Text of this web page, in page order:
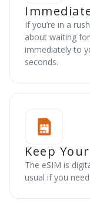
If you’re in a
about waiting
immediately to
seconds.
Keep
The eSIM is
usual if you